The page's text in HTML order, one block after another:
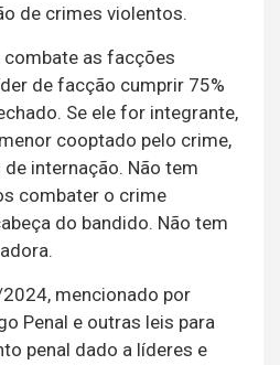
de crimes violentos.
combate as facções
de facção cumprir 75%
Se ele for integrante,
cooptado pelo crime,
internação. Não tem
combater o crime
do bandido. Não tem
mencionado por
Penal e outras leis para
penal dado a líderes e